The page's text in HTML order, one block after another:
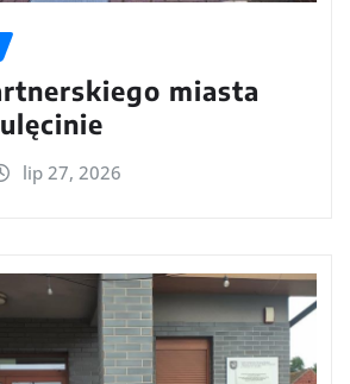
miasta
lip 27, 2026